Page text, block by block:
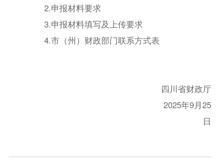
2.申报材料要求
3.申报材料填写及上传要求
4.市（州）财政部门联系方式表
四川省财政厅
2025年9月25
日